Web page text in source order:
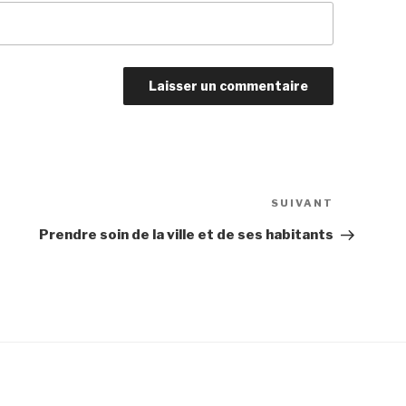
SUIVANT
Prendre soin de la ville et de ses habitants